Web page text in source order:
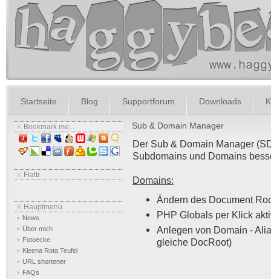
Startseite Blog Supportforum Downloads
Bookmark me...
Flattr
Hauptmenü
News
Über mich
Fotoecke
Kleena Rota Teufel
URL shortener
FAQs
Sub & Domain Manager
Der Sub & Domain Manager
Subdomains und Domains
Domains:
Ändern des Document
PHP Globals per Klick
Anlegen von Domain -
gleiche DocRoot)